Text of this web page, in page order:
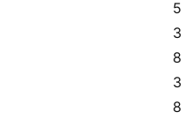
5
3
8
3
8